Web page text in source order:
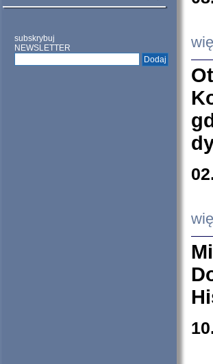
subskrybuj
NEWSLETTER